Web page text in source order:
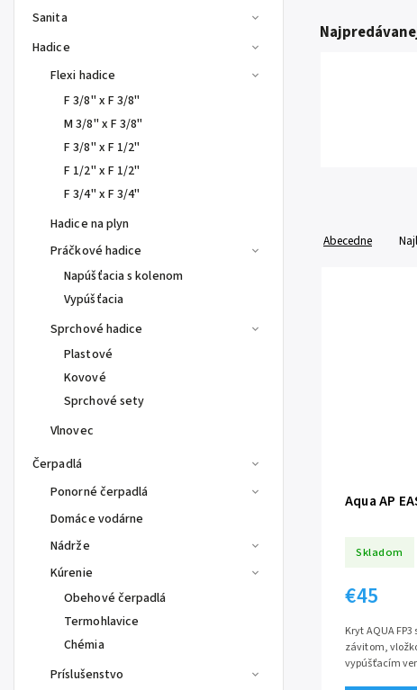
Sanita
Hadice
Flexi hadice
F 3/8" x F 3/8"
M 3/8" x F 3/8"
F 3/8" x F 1/2"
F 1/2" x F 1/2"
F 3/4" x F 3/4"
Hadice na plyn
Práčkové hadice
Napúšťacia s kolenom
Vypúšťacia
Sprchové hadice
Plastové
Kovové
Sprchové sety
Vlnovec
Čerpadlá
Ponorné čerpadlá
Domáce vodárne
Nádrže
Kúrenie
Obehové čerpadlá
Termohlavice
Chémia
Príslušenstvo
Abecedne
Aqua AP
Skladom
€45
Kryt AQUA
závitom,
vypúšťacím